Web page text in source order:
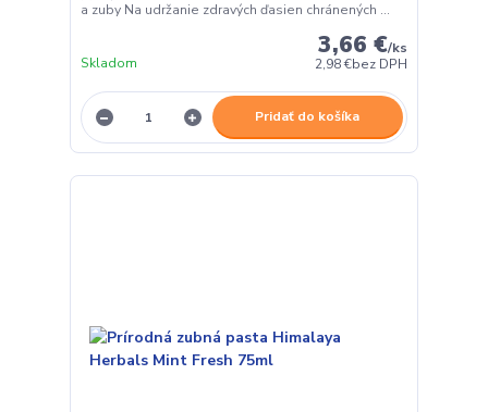
a zuby Na udržanie zdravých ďasien chránených ...
3,66 €/ks
2,98 €bez DPH
Skladom
Pridať do košíka